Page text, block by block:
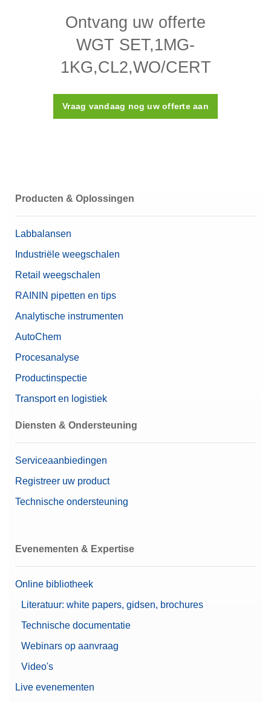
Dichtheid ρ 7950 (± 140) kg/m³
ASTM-klasse 2
Materiaal
Nominale waarde
Ontvang uw offerte
WGT SET,1MG-
1KG,CL2,WO/CERT
Vraag vandaag nog uw offerte aan
Producten & Oplossingen
Labbalansen
Industriële weegschalen
Retail weegschalen
RAININ pipetten en tips
Analytische instrumenten
AutoChem
Procesanalyse
Productinspectie
Transport en logistiek
Diensten & Ondersteuning
Serviceaanbiedingen
Registreer uw product
Technische ondersteuning
Evenementen & Expertise
Online bibliotheek
Literatuur: white papers, gidsen, brochures
Technische documentatie
Webinars op aanvraag
Video's
Live evenementen